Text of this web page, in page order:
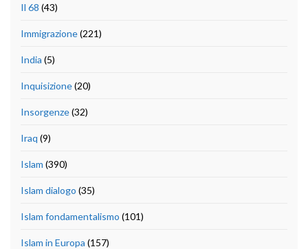
Il 68 (43)
Immigrazione(221)
India (5)
Inquisizione(20)
Insorgenze(32)
Iraq (9)
Islam (390)
Islam dialogo (35)
Islam fondamentalismo (101)
Islam in Europa (157)